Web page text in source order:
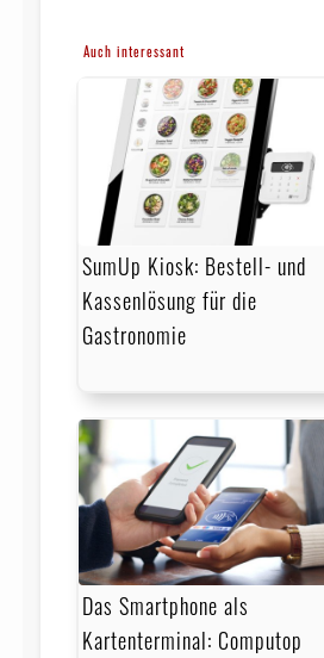
Auch interessant
SumUp Kiosk: Bestell- und
Kassenlösung für die
Gastronomie
Das Smartphone als
Kartenterminal: Computop